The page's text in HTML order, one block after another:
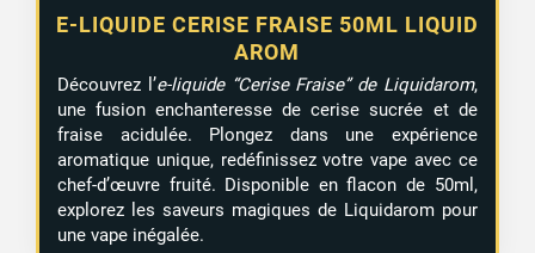
E-LIQUIDE CERISE FRAISE 50ML LIQUID
AROM
Découvrez l’e-liquide “Cerise Fraise” de Liquidarom,
une fusion enchanteresse de cerise sucrée et de
fraise acidulée. Plongez dans une expérience
aromatique unique, redéfinissez votre vape avec ce
chef-d’œuvre fruité. Disponible en flacon de 50ml,
explorez les saveurs magiques de Liquidarom pour
une vape inégalée.